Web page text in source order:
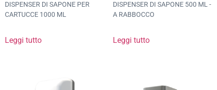
DISPENSER DI SAPONE PER
CARTUCCE 1000 ML
Leggi tutto
DISPENSER DI SAPONE 500 ML -
A RABBOCCO
Leggi tutto